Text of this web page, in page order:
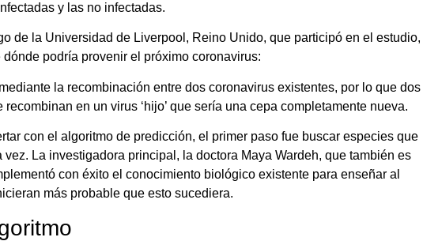
y las no infectadas.
de la Universidad de Liverpool, Reino Unido, que participó en el estudio,
podría provenir el próximo coronavirus:
la recombinación entre dos coronavirus existentes, por lo que dos
en un virus ‘hijo’ que sería una cepa completamente nueva.
con el algoritmo de predicción, el primer paso fue buscar especies que
La investigadora principal, la doctora Maya Wardeh, que también es
con éxito el conocimiento biológico existente para enseñar al
más probable que esto sucediera.